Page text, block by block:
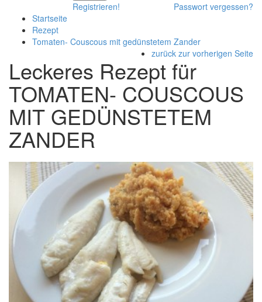
Registrieren!
Passwort vergessen?
Startseite
Rezept
Tomaten- Couscous mit gedünstetem Zander
zurück zur vorherigen Seite
Leckeres Rezept für
TOMATEN- COUSCOUS
MIT GEDÜNSTETEM
ZANDER